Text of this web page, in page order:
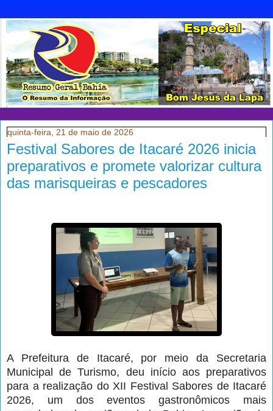
quinta-feira, 21 de maio de 2026
Festival Sabores de Itacaré 2026 inicia
preparativos e promete valorizar cultura
das marisqueiras e pescadores
A Prefeitura de Itacaré, por meio da Secretaria
Municipal de Turismo, deu início aos preparativos
para a realização do XII Festival Sabores de Itacaré
2026, um dos eventos gastronômicos mais